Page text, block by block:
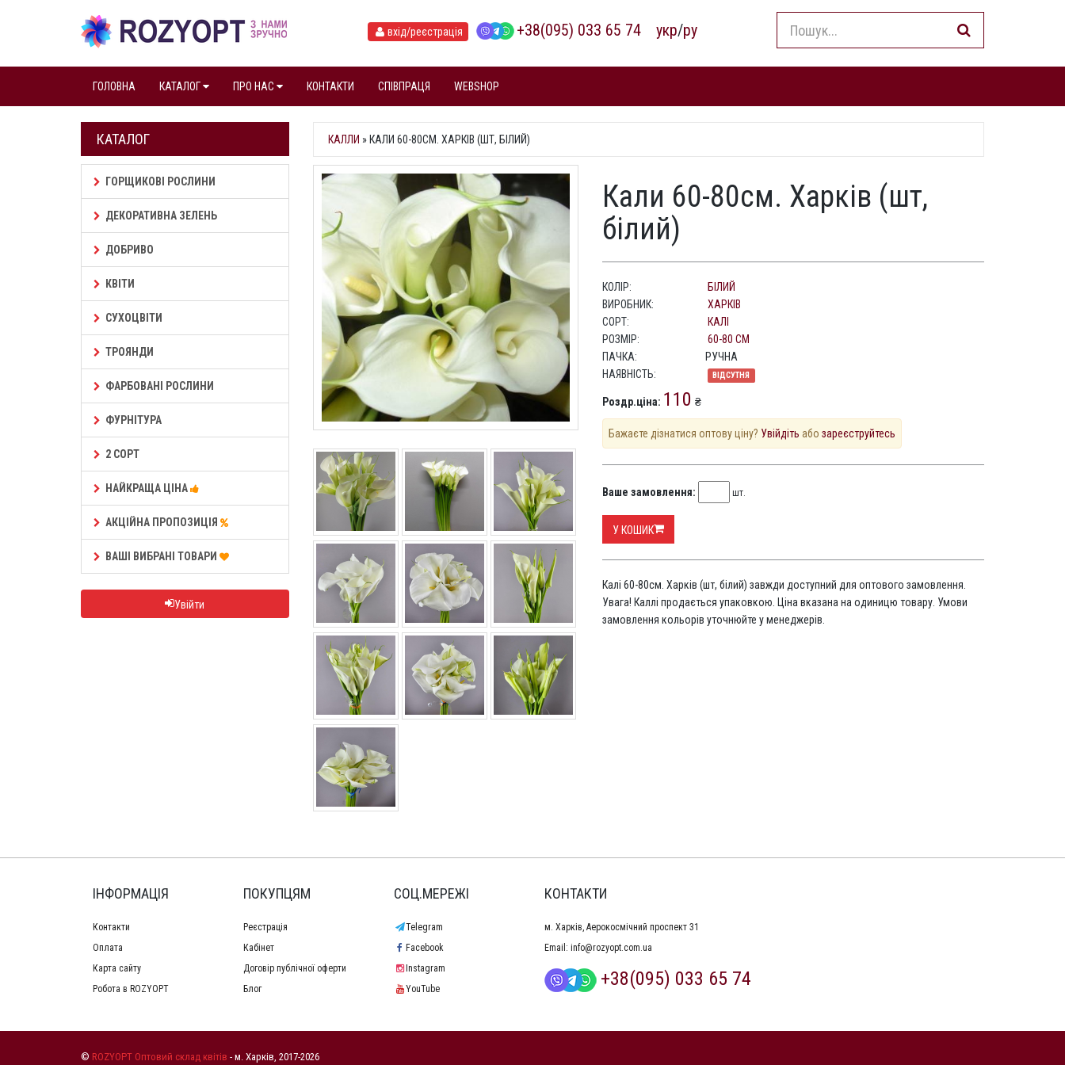
вхід/реєстрація +38(095) 033 65 74 укр/ру
ГОЛОВНА КАТАЛОГ ПРО НАС КОНТАКТИ СПІВПРАЦЯ WEBSHOP
КАТАЛОГ
ГОРЩИКОВІ РОСЛИНИ
ДЕКОРАТИВНА ЗЕЛЕНЬ
ДОБРИВО
КВІТИ
СУХОЦВІТИ
ТРОЯНДИ
ФАРБОВАНІ РОСЛИНИ
ФУРНІТУРА
2 СОРТ
НАЙКРАЩА ЦІНА
АКЦІЙНА ПРОПОЗИЦІЯ
ВАШІ ВИБРАНІ ТОВАРИ
Увійти
КАЛЛИ » КАЛИ 60-80СМ. ХАРКІВ (ШТ, БІЛИЙ)
Кали 60-80см. Харків (шт,
білий)
КОЛІР:
БІЛИЙ
ВИРОБНИК:
ХАРКІВ
СОРТ:
КАЛІ
РОЗМІР:
60-80 СМ
ПАЧКА:
РУЧНА
НАЯВНІСТЬ:
ВІДСУТНЯ
Роздр.ціна: 110 ₴
Бажаєте дізнатися оптову ціну? Увійдіть абозареєструйтесь
Ваше замовлення: шт.
У КОШИК
Калі 60-80см. Харків (шт, білий) завжди доступний для оптового замовлення.
Увага! Каллі продається упаковкою. Ціна вказана на одиницю товару. Умови
замовлення кольорів уточнюйте у менеджерів.
ІНФОРМАЦІЯ
Контакти
Оплата
Карта сайту
Робота в ROZYOPT
ПОКУПЦЯМ
Реєстрація
Кабінет
Договір публічної оферти
Блог
СОЦ.МЕРЕЖІ
Telegram
Facebook
Instagram
YouTube
КОНТАКТИ
м. Харків, Аерокосмічний проспект 31
Email: info@rozyopt.com.ua
+38(095) 033 65 74
© ROZYOPT Оптовий склад квітів - м. Харків, 2017-2026